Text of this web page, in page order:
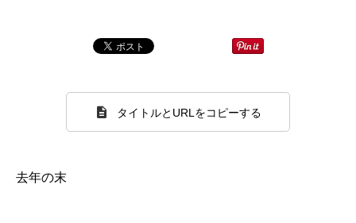
タイトルとURLをコピーする
去年の末